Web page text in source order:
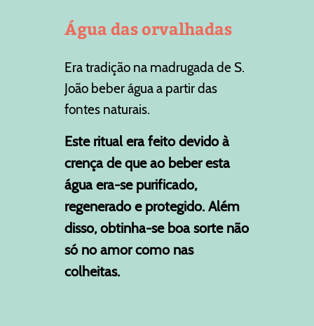
Água das orvalhadas
Era tradição na madrugada de S.
João beber água a partir das
fontes naturais.
Este ritual era feito devido à
crença de que ao beber esta
água era-se purificado,
regenerado e protegido. Além
disso, obtinha-se boa sorte não
só no amor como nas
colheitas.